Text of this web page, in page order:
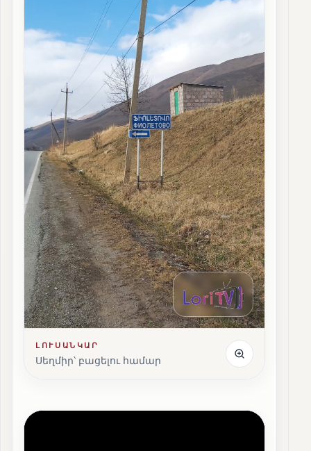
ԼՈՒՍԱՆԿԱՐ
Սեղմիր՝ բացելու համար